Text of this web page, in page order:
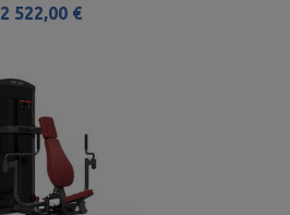
2 522,00 €